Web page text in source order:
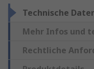
Technische
Mehr Infos und
Rechtliche